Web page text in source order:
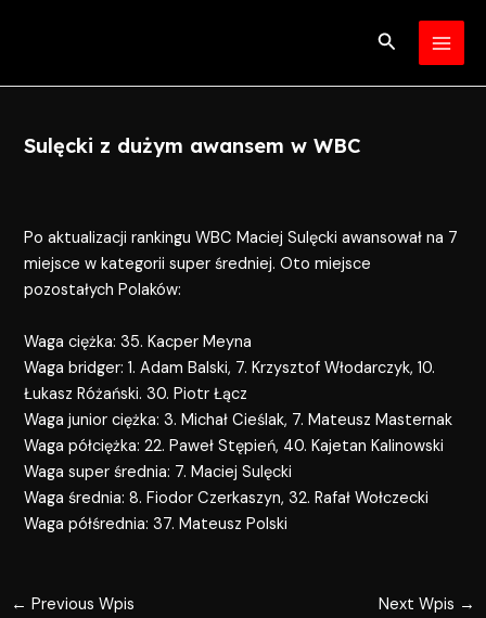
Search
Sulęcki z dużym awansem w WBC
Po aktualizacji rankingu WBC Maciej Sulęcki awansował na 7
miejsce w kategorii super średniej. Oto miejsce
pozostałych Polaków:
Waga ciężka: 35. Kacper Meyna
Waga bridger: 1. Adam Balski, 7. Krzysztof Włodarczyk, 10.
Łukasz Różański. 30. Piotr Łącz
Waga junior ciężka: 3. Michał Cieślak, 7. Mateusz Masternak
Waga półciężka: 22. Paweł Stępień, 40. Kajetan Kalinowski
Waga super średnia: 7. Maciej Sulęcki
Waga średnia: 8. Fiodor Czerkaszyn, 32. Rafał Wołczecki
Waga półśrednia: 37. Mateusz Polski
← Previous Wpis Next Wpis →